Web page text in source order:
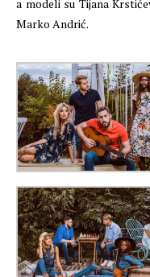
a modeli su Tijana
Marko Andrić.